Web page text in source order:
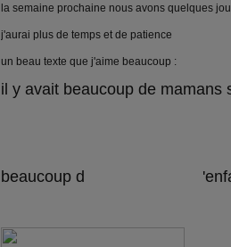
la semaine prochaine nous avons quelques
j'aurai plus de temps et de patience
un beau texte que j'aime beaucoup :
il y avait beaucoup de mamans
beaucoup d